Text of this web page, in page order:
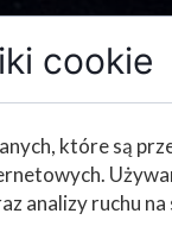
Barany,
ze swoją
Ważne
odpowiednim
To
były gdzieś
cookie
które są
analizy ruchu